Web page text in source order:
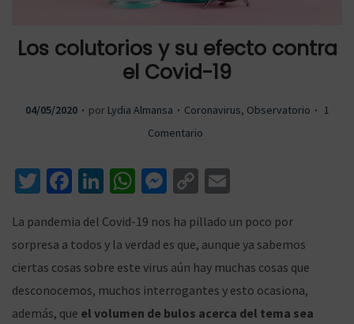
r
l
a
r
l
c
Los colutorios y su efecto contra
el Covid-19
P
l
c
a
d
o
e
04/05/2020 . por Lydia Almansa . P
u
l
c
a
d
o
e
Coronavirus, Observatorio . 1
Comentario
T
tt
er
Fa
b
o
o
k
Li
ke
dI
n
W
at
sA
p
p
M
se
n
ge
r
C
p
y
Li
n
ai
l
La pandemia del Covid-19 nos ha pillado un poco por
sorpresa a todos y la verdad es que, aunque ya sabemos
ciertas cosas sobre este virus aún hay muchas cosas que
desconocemos, muchos interrogantes y esto ocasiona,
además, que el volumen de bulos acerca del tema sea